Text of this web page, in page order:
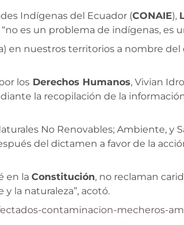
Indígenas del Ecuador (CONAIE),
es un problema de indígenas, es
en nuestros territorios a nombre
los Derechos Humanos, Vivian
la recopilación de la
No Renovables; Ambiente, y
del dictamen a favor de la
en la Constitución, no reclaman
la naturaleza”, acotó.
contaminacion-mecheros-